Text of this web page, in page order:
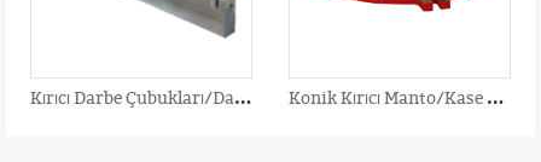
K
ırıcı Darbe Çubukları/Darbeli Kırıcı Palet K
onik Kırıcı Manto/Kase Astarı/İçbükey